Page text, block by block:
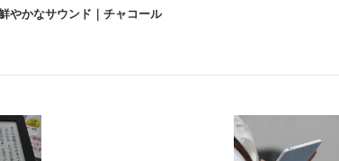
やかなサウンド｜チャコール
レスト コンパクト 約105度ロッキング pc 事務椅子 360度回
4K UHD・USB Type-C・ホワイト
ホワイト 300枚